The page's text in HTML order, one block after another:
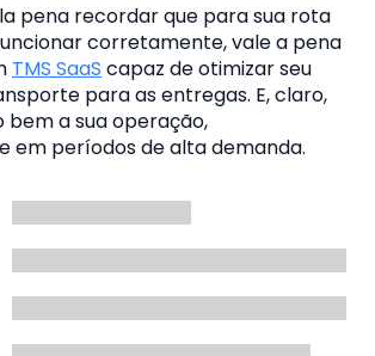
pena recordar que para sua rota
corretamente, vale a pena
TMS SaaS capaz de otimizar seu
para as entregas. E, claro,
bem a sua operação,
em períodos de alta demanda.